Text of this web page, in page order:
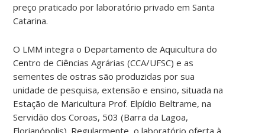
preço praticado por laboratório privado em Santa
Catarina.
O LMM integra o Departamento de Aquicultura do
Centro de Ciências Agrárias (CCA/UFSC) e as
sementes de ostras são produzidas por sua
unidade de pesquisa, extensão e ensino, situada na
Estação de Maricultura Prof. Elpídio Beltrame, na
Servidão dos Coroas, 503 (Barra da Lagoa,
Florianópolis). Regularmente, o laboratório oferta à